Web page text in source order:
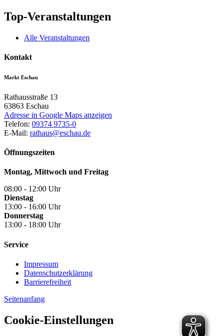
Top-Veranstaltungen
Alle Veranstaltungen
Kontakt
Markt Eschau
Rathausstraße 13
63863 Eschau
Adresse in Google Maps anzeigen
Telefon: 09374 9735-0
E-Mail: rathaus@eschau.de
Öffnungszeiten
Montag, Mittwoch und Freitag
08:00 - 12:00 Uhr
Dienstag
13:00 - 16:00 Uhr
Donnerstag
13:00 - 18:00 Uhr
Service
Impressum
Datenschutzerklärung
Barrierefreiheit
Seitenanfang
Cookie-Einstellungen